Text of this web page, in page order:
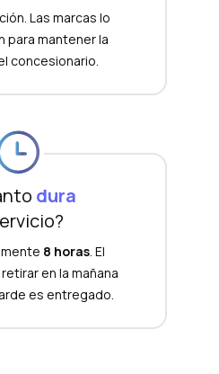
Las marcas lo
para mantener la
concesionario.
dura
8 horas . El
en la mañana
es entregado.